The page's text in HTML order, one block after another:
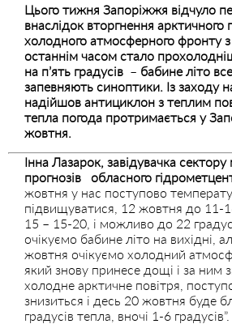
Цього тижня Запоріжжя відчуло
внаслідок вторгнення арктичного
холодного атмосферного фронту
останнім часом стало
на п’ять градусів – бабине літо
запевняють синоптики. Із заходу
надійшов антициклон з теплим
тепла погода протримається у
жовтня.
Інна Лазарок, завідувачка
прогнозів
обласного
жовтня у нас поступово
підвищуватися, 12 жовтня до 11-
15 – 15-20, і можливо до 22
очікуємо бабине літо на вихідні,
жовтня очікуємо холодний
який знову принесе дощі і за ним
холодне арктичне повітря,
знизиться і десь 20 жовтня буде
градусів тепла, вночі 1-6 градусів”.